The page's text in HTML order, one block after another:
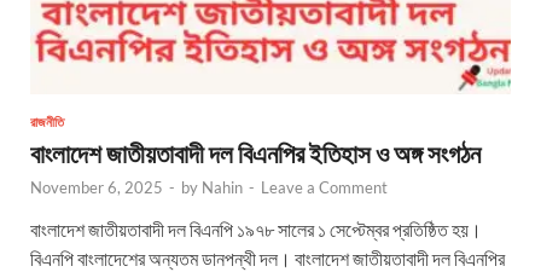
রাজনীতি
বাংলাদেশ জাতীয়তাবাদী দল বিএনপির ইতিহাস ও অঙ্গ সংগঠন
November 6, 2025 - by Nahin - Leave a Comment
বাংলাদেশ জাতীয়তাবাদী দল বিএনপি ১৯৭৮ সালের ১ সেপ্টেম্বর প্রতিষ্ঠিত হয়।
বিএনপি বাংলাদেশের অন্যতম ডানপন্থী দল। বাংলাদেশ জাতীয়তাবাদী দল বিএনপির